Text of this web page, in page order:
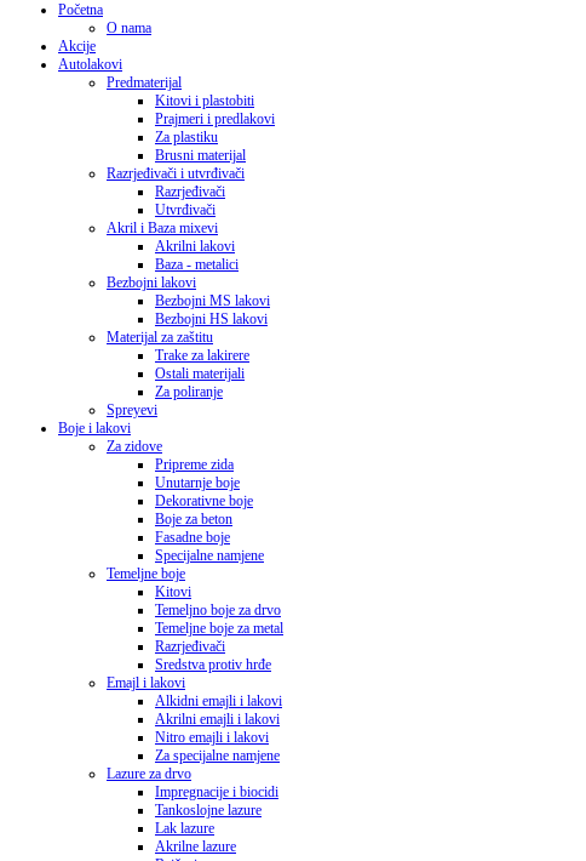
Početna
O nama
Akcije
Autolakovi
Predmaterijal
Kitovi i plastobiti
Prajmeri i predlakovi
Za plastiku
Brusni materijal
Razrjeđivači i utvrđivači
Razrjeđivači
Utvrđivači
Akril i Baza mixevi
Akrilni lakovi
Baza - metalici
Bezbojni lakovi
Bezbojni MS lakovi
Bezbojni HS lakovi
Materijal za zaštitu
Trake za lakirere
Ostali materijali
Za poliranje
Spreyevi
Boje i lakovi
Za zidove
Pripreme zida
Unutarnje boje
Dekorativne boje
Boje za beton
Fasadne boje
Specijalne namjene
Temeljne boje
Kitovi
Temeljno boje za drvo
Temeljne boje za metal
Razrjeđivači
Sredstva protiv hrđe
Emajl i lakovi
Alkidni emajli i lakovi
Akrilni emajli i lakovi
Nitro emajli i lakovi
Za specijalne namjene
Lazure za drvo
Impregnacije i biocidi
Tankoslojne lazure
Lak lazure
Akrilne lazure